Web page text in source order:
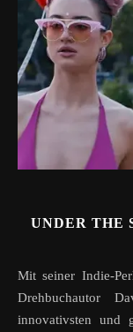
UNDER THE
Mit seiner Indie-Perle It Follows bescherte uns Regisseur und
Drehbuchautor
innovativsten und